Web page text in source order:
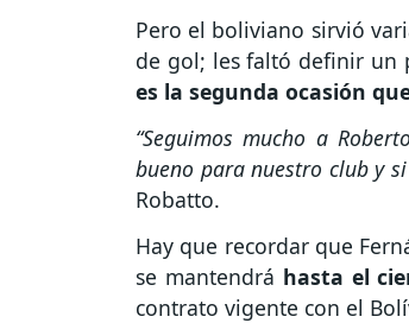
Pero el boliviano sirvió
de gol; les faltó definir un
es la segunda ocasión
“Seguimos mucho a
bueno para nuestro club y
Robatto.
Hay que recordar que
se mantendrá hasta el
contrato vigente con el